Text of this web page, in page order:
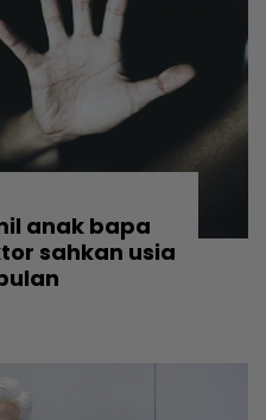
anak bapa
sahkan usia